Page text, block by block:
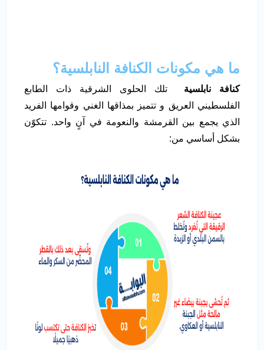
ما هي مكونات الكنافة النابلسية؟
كنافة نابلسية
تلك الحلوى الشرقية ذات الطابع
الفلسطيني العريق و تتميز بمذاقها الغني وقوامها الفريد
الذي يجمع بين القرمشة والنعومة في آنٍ واحد. تتكوّن
بشكل أساسي من: